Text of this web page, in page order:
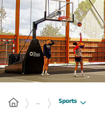
Panneau de gestion
... Sports